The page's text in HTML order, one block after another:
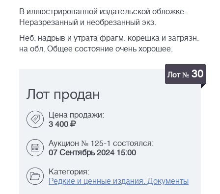
В иллюстрированной издательской обложке.
Неразрезанный и необрезанный экз.
Неб. надрыв и утрата фрагм. корешка и загрязн.
на обл. Общее состояние очень хорошее.
Лот № 30
Лот продан
Цена продажи:
3 400
Аукцион № 125-1 состоялся:
07 Сентябрь 2024 15:00
Категория:
Редкие и ценные издания. Документы